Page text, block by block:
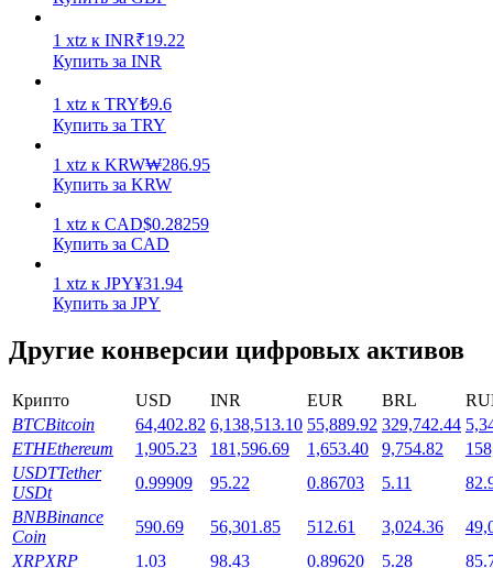
Получайте конкурентные награды ежедневно
Стейкинг
Launchpool
Гибкая ставка для заработка популярных токенов
1 xtz к INR₹19.22
Купить за INR
1 xtz к TRY₺9.6
Купить за TRY
1 xtz к KRW₩286.95
Купить за KRW
1 xtz к CAD$0.28259
Купить за CAD
1 xtz к JPY¥31.94
Купить за JPY
Другие конверсии цифровых активов
Крипто USD INR EUR BRL
BTCBitcoin 64,402.82 6,138,513.10 55,889.92 329,742.44
ETHEthereum 1,905.23 181,596.69 1,653.40 9,754.82
USDTTether
USDt
0.99909 95.22 0.86703 5.11
BNBBinance
Coin
590.69 56,301.85 512.61 3,024.36
XRPXRP 1.03 98.43 0.89620 5.28